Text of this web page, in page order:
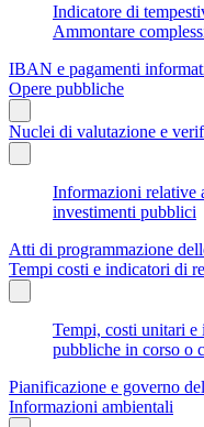
Indicatore di
Ammontare
IBAN e pagamenti
Opere pubbliche
Nuclei di valutazione e
Informazioni relative
investimenti pubblici
Atti di programmazione
Tempi costi e indicatori di
Tempi, costi unitari e
pubbliche in corso o
Pianificazione e governo
Informazioni ambientali